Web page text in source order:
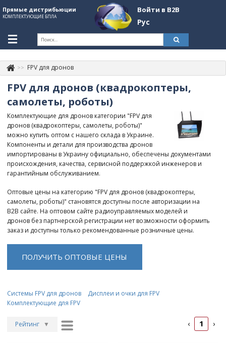
Прямые дистрибьюции
КОМПЛЕКТУЮЩИЕ БПЛА
Войти в B2B
Рус
+380507774092 Контакты
Информация о компании
About Company
Обзоры
Категории
Бренды
Войти в B2B
Стать партнером
FPV для дронов
FPV для дронов (квадрокоптеры,
самолеты, роботы)
Комплектующие для дронов категории "FPV для
дронов (квадрокоптеры, самолеты, роботы)"
можно купить оптом с нашего склада в Украине.
Компоненты и детали для производства дронов
импортированы в Украину официально, обеспечены документами
происхождения, качества, сервисной поддержкой инженеров и
гарантийным обслуживанием.
Оптовые цены на категорию "FPV для дронов (квадрокоптеры,
самолеты, роботы)" становятся доступны после авторизации на
B2B сайте. На оптовом сайте радиоуправляемых моделей и
дронов без партнерской регистрации нет возможности оформить
заказ и доступны только рекомендованные розничные цены.
ПОЛУЧИТЬ ОПТОВЫЕ ЦЕНЫ
Системы FPV для дронов
Дисплеи и очки для FPV
Комплектующие для FPV
Рейтинг ▼
‹ 1 ›